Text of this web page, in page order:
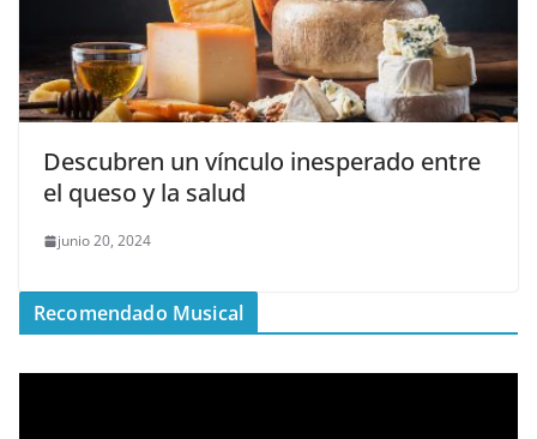
Descubren un vínculo inesperado entre
el queso y la salud
junio 20, 2024
Recomendado Musical